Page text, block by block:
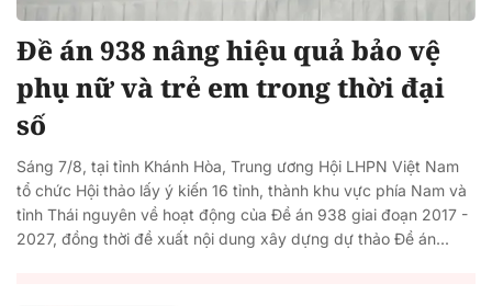
Đề án 938 nâng hiệu quả bảo vệ
phụ nữ và trẻ em trong thời đại
số
Sáng 7/8, tại tỉnh Khánh Hòa, Trung ương Hội LHPN Việt Nam
tổ chức Hội thảo lấy ý kiến 16 tỉnh, thành khu vực phía Nam và
tỉnh Thái nguyên về hoạt động của Đề án 938 giai đoạn 2017 -
2027, đồng thời đề xuất nội dung xây dựng dự thảo Đề án...